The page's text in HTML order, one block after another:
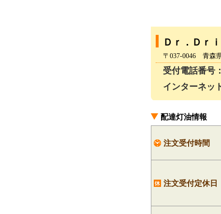
Ｄｒ．Ｄｒ
〒037-0046 青森
受付電話番号
インターネッ
配達灯油情報
注文受付時間
注文受付定休日